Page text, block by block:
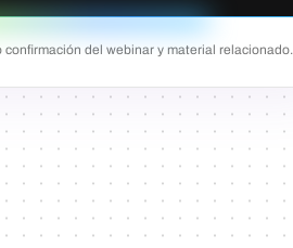
confirmación del webinar y material relacionado.